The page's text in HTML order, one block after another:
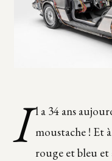
I l a 34 ans
moustache ! Et
rouge et bleu et